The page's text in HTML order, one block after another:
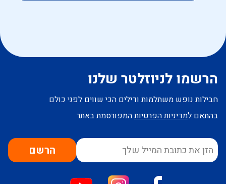
הרשמו לניוזלטר שלנו
חבילות נופש משתלמות ודילים הכי שווים לפני כולם
בהתאם למדיניות הפרטיותהמפורסמת באתר
הרשם